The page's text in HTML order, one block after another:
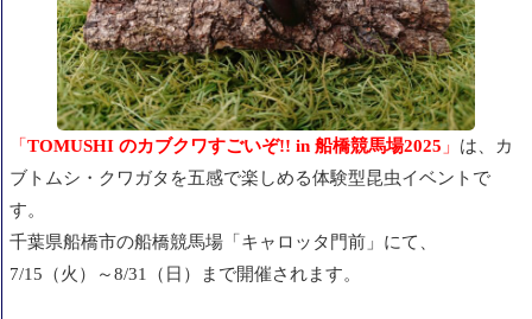
「TOMUSHI のカブクワすごいぞ!! in 船橋競馬場2025 」 は、
カ
ブトムシ・クワガタを五感で楽しめる体験型昆虫イベントで
す。
千葉県船橋市の船橋競馬場「キャロッタ門前」にて、
7/15（火）～8/31（日）まで開催されます。